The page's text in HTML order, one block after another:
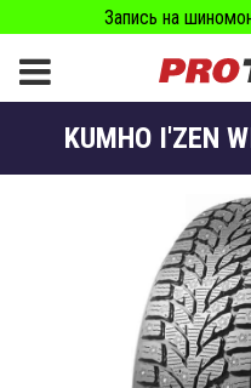
Запись на
KUMHO I'ZEN